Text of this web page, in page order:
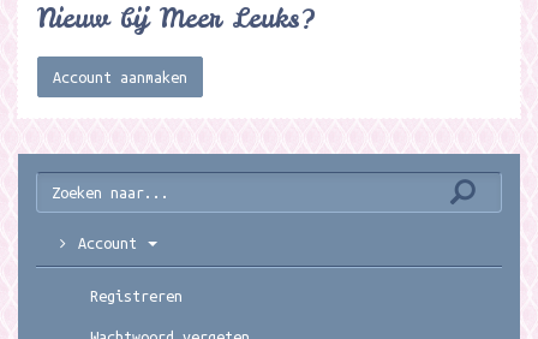
Nieuw bij Meer Leuks?
Account aanmaken
Account
Registreren